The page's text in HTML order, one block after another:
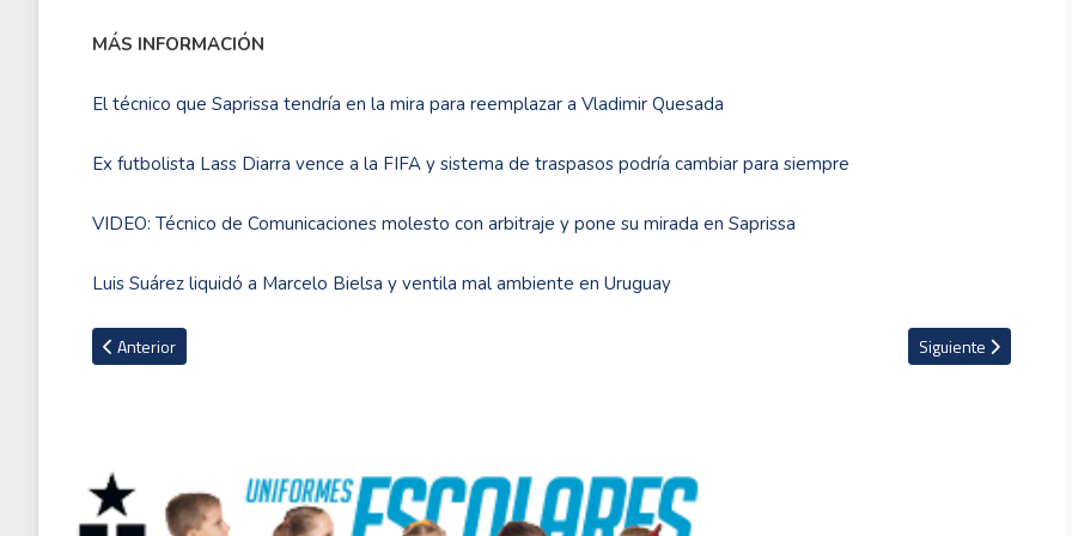
MÁS INFORMACIÓN
El técnico que Saprissa tendría en la mira para reemplazar a Vladimir Quesada
Ex futbolista Lass Diarra vence a la FIFA y sistema de traspasos podría cambiar para siempre
VIDEO: Técnico de Comunicaciones molesto con arbitraje y pone su mirada en Saprissa
Luis Suárez liquidó a Marcelo Bielsa y ventila mal ambiente en Uruguay
Artículo anterior: Kevin De Bruyne y Romelu Lukaku renuncian, por ahora, de la Selección de Bélgica
Anterior Artículo siguiente:
Siguiente